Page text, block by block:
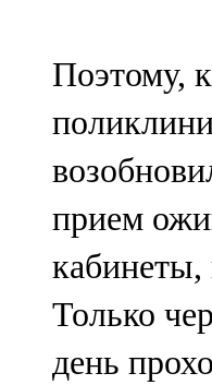
Поэтому,
прием
Только
день